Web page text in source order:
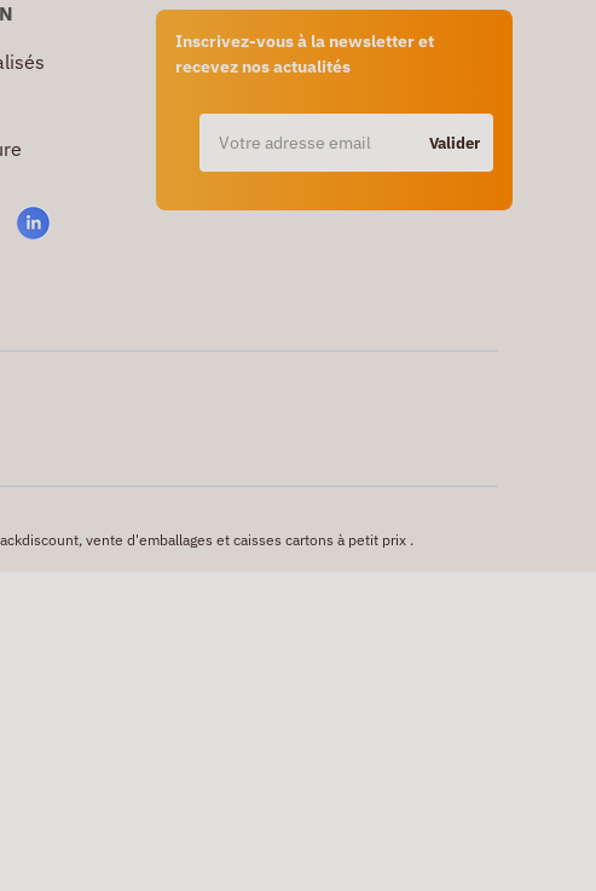
Inscrivez-vous à la newsletter et
recevez nos actualités
Valider
vente d'emballages et caisses cartons à petit prix .